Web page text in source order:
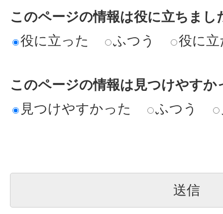
このページの情報は役に立ちまし
役に立った
ふつう 役に
このページの情報は見つけやすか
見つけやすかった
ふつう